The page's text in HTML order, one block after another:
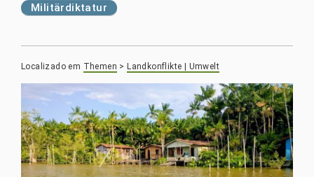
Militärdiktatur
Localizado em Themen > Landkonflikte | Umwelt